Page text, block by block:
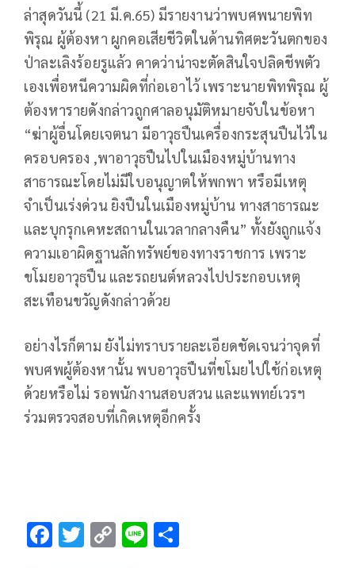
ล่าสุดวันนี้ (21 มี.ค.65) มีรายงานว่าพบศพนายพิท
พิรุณ ผู้ต้องหา ผูกคอเสียชีวิตในด้านทิศตะวันตกของ
ป่าละเลิงร้อยรูแล้ว คาดว่าน่าจะตัดสินใจปลิดชีพตัว
เองเพื่อหนีความผิดที่ก่อเอาไว้ เพราะนายพิทพิรุณ ผู้
ต้องหารายดังกล่าวถูกศาลอนุมัติหมายจับในข้อหา
“ฆ่าผู้อื่นโดยเจตนา มีอาวุธปืนเครื่องกระสุนปืนไว้ใน
ครอบครอง ,พาอาวุธปืนไปในเมืองหมู่บ้านทาง
สาธารณะโดยไม่มีใบอนุญาตให้พกพา หรือมีเหตุ
จำเป็นเร่งด่วน ยิงปืนในเมืองหมู่บ้าน ทางสาธารณะ
และบุกรุกเคหะสถานในเวลากลางคืน” ทั้งยังถูกแจ้ง
ความเอาผิดฐานลักทรัพย์ของทางราชการ เพราะ
ขโมยอาวุธปืน และรถยนต์หลวงไปประกอบเหตุ
สะเทือนขวัญดังกล่าวด้วย
อย่างไรก็ตาม​ ยังไม่ทราบรายละเอียดชัดเจนว่าจุดที่
พบศพผู้ต้องหานั้น พบอาวุธปืนที่ขโมยไปใช้ก่อเหตุ
ด้วยหรือไม่ รอพนักงานสอบสวน และแพทย์เวรฯ
ร่วมตรวจสอบที่เกิดเหตุอีกครั้ง
F T C Li